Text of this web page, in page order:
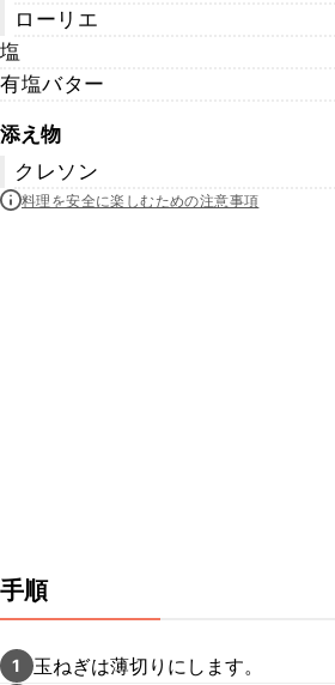
ローリエ
塩
有塩バター
添え物
クレソン
料理を安全に楽しむための注意事項
手順
1 玉ねぎは薄切りにします。